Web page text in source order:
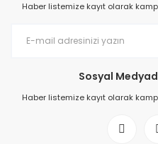
Haber listemize kayıt olarak
Sosyal
Haber listemize kayıt olarak